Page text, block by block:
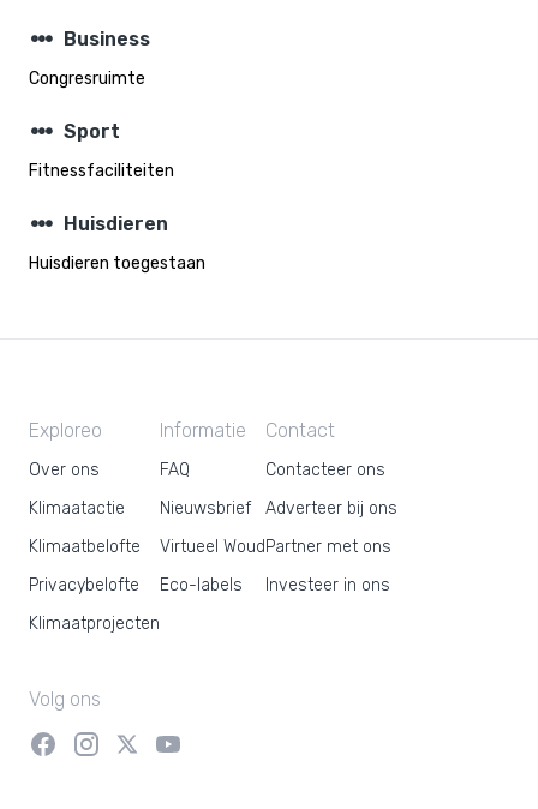
steppers Business
Congresruimte
steppers Sport
Fitnessfaciliteiten
steppers Huisdieren
Huisdieren toegestaan
Exploreo
Over ons
Klimaatactie
Klimaatbelofte
Privacybelofte
Klimaatprojecten
Informatie
FAQ
Nieuwsbrief
Virtueel Woud
Eco-labels
Contact
Contacteer ons
Adverteer bij ons
Partner met ons
Investeer in ons
Volg ons